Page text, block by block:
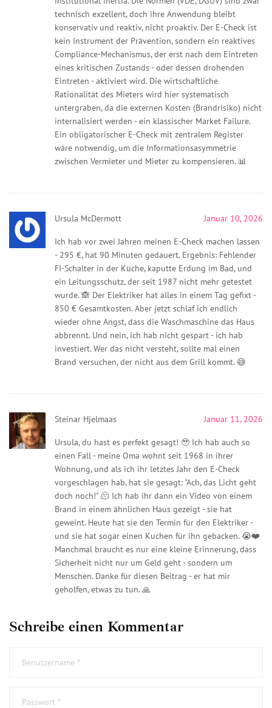
technisch exzellent, doch ihre Anwendung bleibt
konservativ und reaktiv, nicht proaktiv. Der E-Check ist
kein Instrument der Prävention, sondern ein reaktives
Compliance-Mechanismus, der erst nach dem Eintreten
eines kritischen Zustands - oder dessen drohenden
Eintreten - aktiviert wird. Die wirtschaftliche
Rationalität des Mieters wird hier systematisch
untergraben, da die externen Kosten (Brandrisiko) nicht
internalisiert werden - ein klassischer Market Failure.
Ein obligatorischer E-Check mit zentralem Register
wäre notwendig, um die Informationsasymmetrie
zwischen Vermieter und Mieter zu kompensieren. 📊
Ursula McDermott Januar 10, 2026
Ich hab vor zwei Jahren meinen E-Check machen lassen
- 295 €, hat 90 Minuten gedauert. Ergebnis: Fehlender
FI-Schalter in der Küche, kaputte Erdung im Bad, und
ein Leitungsschutz, der seit 1987 nicht mehr getestet
wurde. 🙈 Der Elektriker hat alles in einem Tag gefixt -
850 € Gesamtkosten. Aber jetzt schlaf ich endlich
wieder ohne Angst, dass die Waschmaschine das Haus
abbrennt. Und nein, ich hab nicht gespart - ich hab
investiert. Wer das nicht versteht, sollte mal einen
Brand versuchen, der nicht aus dem Grill kommt. 😅
Steinar Hjelmaas Januar 11, 2026
Ursula, du hast es perfekt gesagt! 🥹 Ich hab auch so
einen Fall - meine Oma wohnt seit 1968 in ihrer
Wohnung, und als ich ihr letztes Jahr den E-Check
vorgeschlagen hab, hat sie gesagt: "Ach, das Licht geht
doch noch!" 🫠 Ich hab ihr dann ein Video von einem
Brand in einem ähnlichen Haus gezeigt - sie hat
geweint. Heute hat sie den Termin für den Elektriker -
und sie hat sogar einen Kuchen für ihn gebacken. 😭❤️
Manchmal braucht es nur eine kleine Erinnerung, dass
Sicherheit nicht nur um Geld geht - sondern um
Menschen. Danke für diesen Beitrag - er hat mir
geholfen, etwas zu tun. 🙏
Schreibe einen Kommentar